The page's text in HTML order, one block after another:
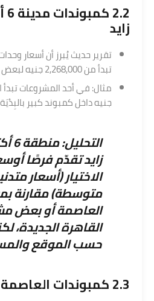
زايد
تبدأ من 2,268,000 جنيه لبعض المشاريع.
جنيه داخل كمبوند كبير
زايد تقدّم فرصًا
الاختيار (أسعار
متوسطة) مقارنة
العاصمة أو بعض
القاهرة الجديدة،
حسب الموقع
2.3 كمبوندات العاصمة الإدارية الجديدة